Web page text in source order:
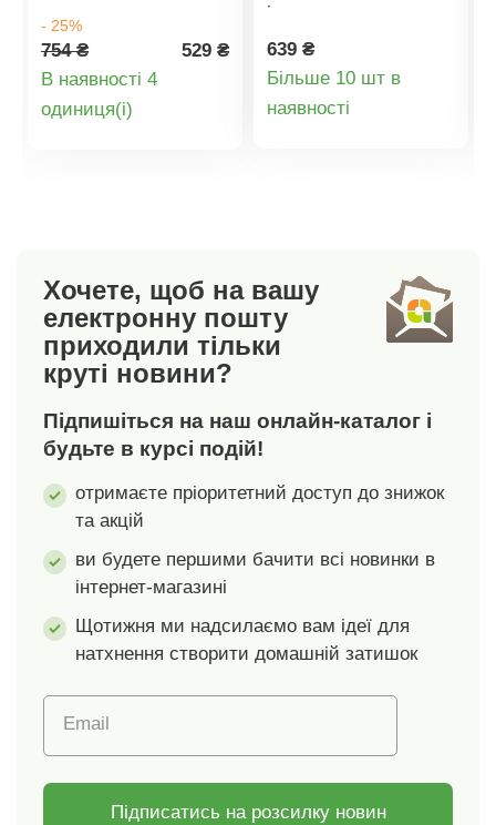
обідніх столів.
створити чарівну
атмосферу в кімнаті і
- 25%
754 ₴
529 ₴
В наявності 4
oдиниця(і)
ідеальне доповнення
до обідніх столів.
майстерно створити
чарівну атмосферу в
поліестер.Розміри:
140 x 200 см.
639 ₴
Більше 10 шт в
наявності
Хочете, щоб на вашу
електронну пошту
приходили тільки
круті новини?
Підпишіться на наш онлайн-каталог і
будьте в курсі подій!
отримаєте пріоритетний доступ до знижок
та акцій
ви будете першими бачити всі новинки в
інтернет-магазині
Щотижня ми надсилаємо вам ідеї для
натхнення створити домашній затишок
Email
Підписатись на розсилку новин